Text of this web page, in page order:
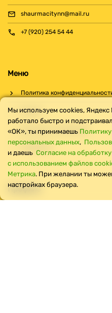
shaurmacitynn@mail.ru
+7 (920) 254 54 44
Меню
Политика
Оплата
Доставка и самовывоз
Профиль
Мы используем cookies, Яндекс
работало быстро и
«ОК», ты принимаешь
персональных данных,
и даешь Cогласие на
с использованием файлов
Метрика. При желании ты
настройках браузера.